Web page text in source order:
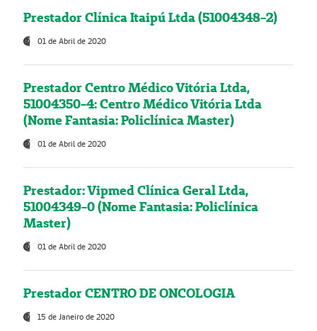
Prestador Clínica Itaipú Ltda (51004348-2)
01 de Abril de 2020
Prestador Centro Médico Vitória Ltda,
51004350-4: Centro Médico Vitória Ltda
(Nome Fantasia: Policlínica Master)
01 de Abril de 2020
Prestador: Vipmed Clínica Geral Ltda,
51004349-0 (Nome Fantasia: Policlínica
Master)
01 de Abril de 2020
Prestador CENTRO DE ONCOLOGIA
15 de Janeiro de 2020